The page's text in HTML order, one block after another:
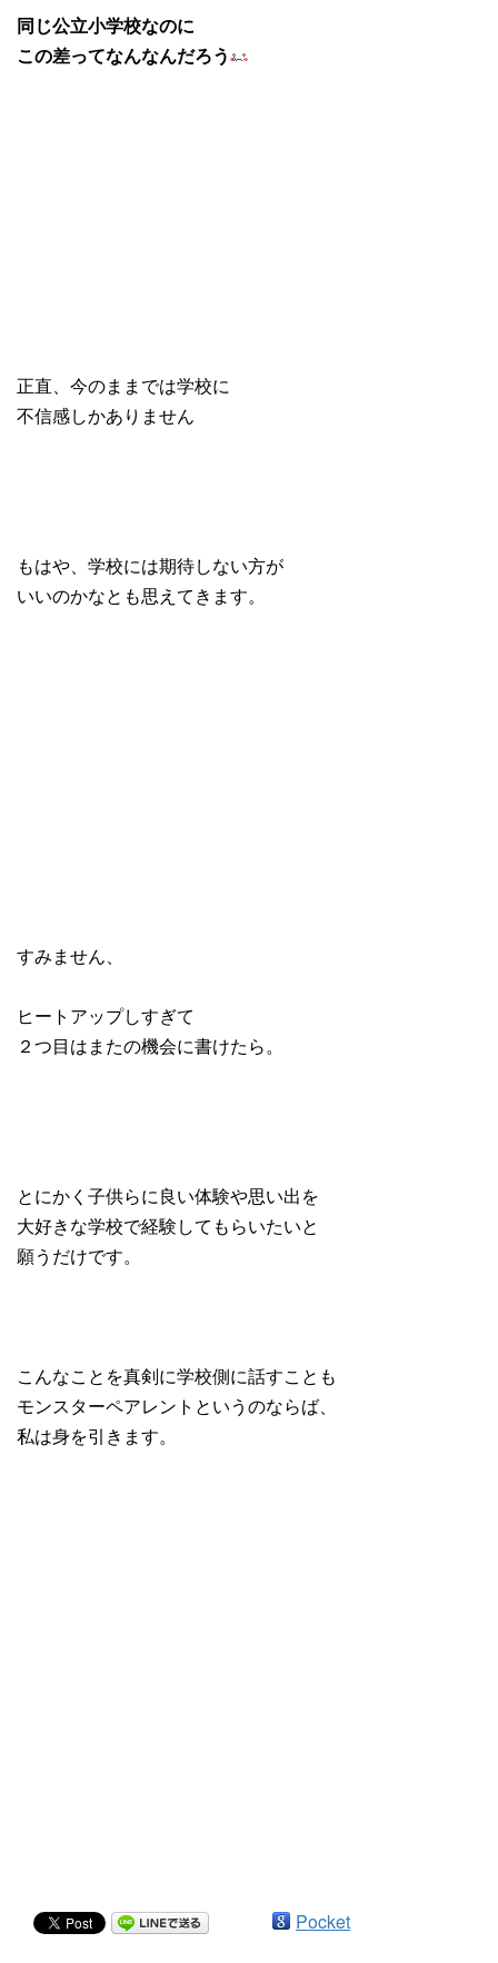
同じ公立小学校なのに
この差ってなんなんだろう
正直、今のままでは学校に
不信感しかありません
もはや、学校には期待しない方が
いいのかなとも思えてきます。
すみません、
ヒートアップしすぎて
２つ目はまたの機会に書けたら。
とにかく子供らに良い体験や思い出を
大好きな学校で経験してもらいたいと
願うだけです。
こんなことを真剣に学校側に話すことも
モンスターペアレントというのならば、
私は身を引きます。
Pocket